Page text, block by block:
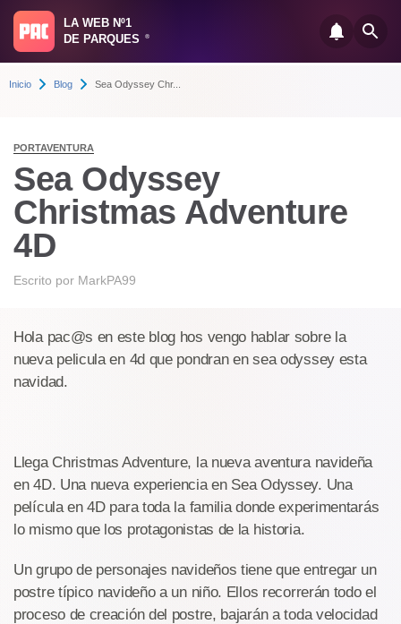
LA WEB Nº1
DE PARQUES
®
Inicio Blog Sea Odyssey Chr...
PORTAVENTURA
Sea Odyssey
Christmas Adventure
4D
Escrito por MarkPA99
Hola pac@s en este blog hos vengo hablar sobre la
nueva pelicula en 4d que pondran en sea odyssey esta
navidad.
Llega Christmas Adventure, la nueva aventura navideña
en 4D. Una nueva experiencia en Sea Odyssey. Una
película en 4D para toda la familia donde experimentarás
lo mismo que los protagonistas de la historia.
Un grupo de personajes navideños tiene que entregar un
postre típico navideño a un niño. Ellos recorrerán todo el
proceso de creación del postre, bajarán a toda velocidad